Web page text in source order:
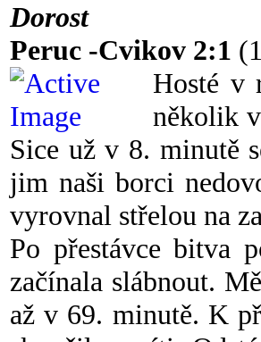
Dorost
Peruc -Cvikov 2:1
Hosté v
několik
Sice už v 8. minutě
jim naši borci
vyrovnal střelou na
Po přestávce bitva
začínala slábnout.
až v 69. minutě. K